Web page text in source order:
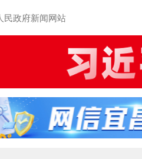
政府新闻网站